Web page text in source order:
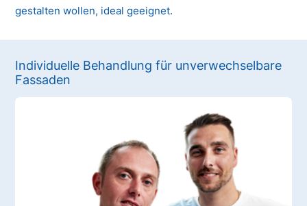
gestalten wollen, ideal geeignet.
Individuelle Behandlung für unverwechselbare
Fassaden